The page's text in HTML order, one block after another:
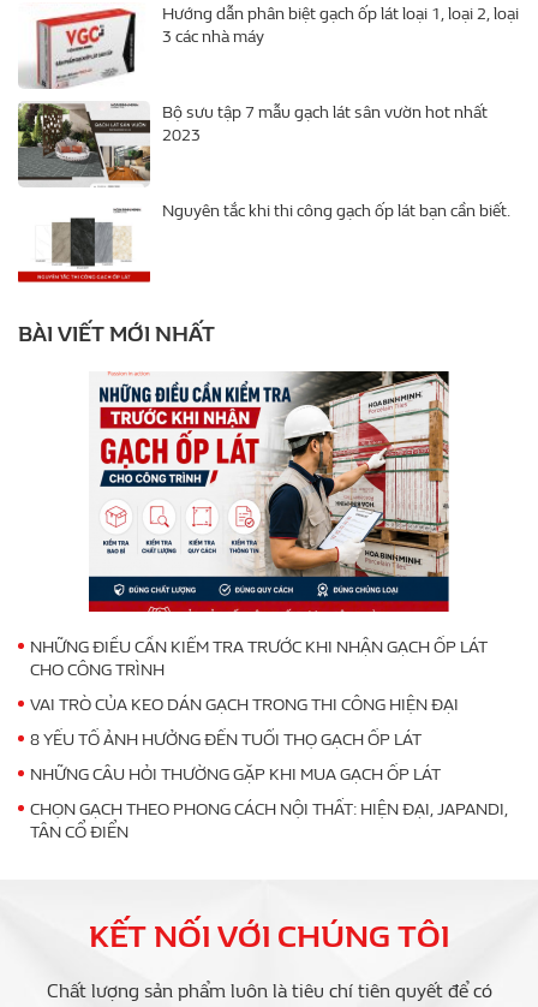
Hướng dẫn phân biệt gạch ốp lát loại 1, loại 2, loại
3 các nhà máy
Bộ sưu tập 7 mẫu gạch lát sân vườn hot nhất
2023
Nguyên tắc khi thi công gạch ốp lát bạn cần biết.
BÀI VIẾT MỚI NHẤT
NHỮNG ĐIỀU CẦN KIỂM TRA TRƯỚC KHI NHẬN GẠCH ỐP LÁT
CHO CÔNG TRÌNH
VAI TRÒ CỦA KEO DÁN GẠCH TRONG THI CÔNG HIỆN ĐẠI
8 YẾU TỐ ẢNH HƯỞNG ĐẾN TUỔI THỌ GẠCH ỐP LÁT
NHỮNG CÂU HỎI THƯỜNG GẶP KHI MUA GẠCH ỐP LÁT
CHỌN GẠCH THEO PHONG CÁCH NỘI THẤT: HIỆN ĐẠI, JAPANDI,
TÂN CỔ ĐIỂN
KẾT NỐI VỚI CHÚNG TÔI
Chất lượng sản phẩm luôn là tiêu chí tiên quyết để có